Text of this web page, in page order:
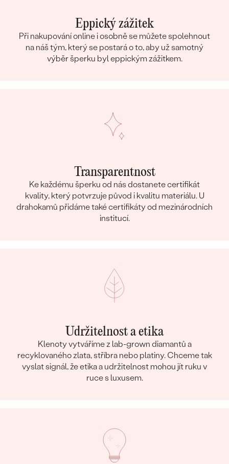
Eppický zážitek
Při nakupování online i osobně se můžete spolehnout
na náš tým, který se postará o to, aby už samotný
výběr šperku byl eppickým zážitkem.
Transparentnost
Ke každému šperku od nás dostanete certifikát
kvality, který potvrzuje původ i kvalitu materiálu. U
drahokamů přidáme také certifikáty od mezinárodních
institucí.
Udržitelnost a etika
Klenoty vytváříme z lab-grown diamantů a
recyklovaného zlata, stříbra nebo platiny. Chceme tak
vyslat signál, že etika a udržitelnost mohou jít ruku v
ruce s luxusem.